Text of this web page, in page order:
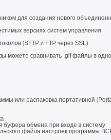
для создания нового
версиях систем управления
(SFTP и FTP через SSL)
можете сравнивать .gif файлы в
или распаковка портативной
буфера обмена при входе в систему
файла настроек программы